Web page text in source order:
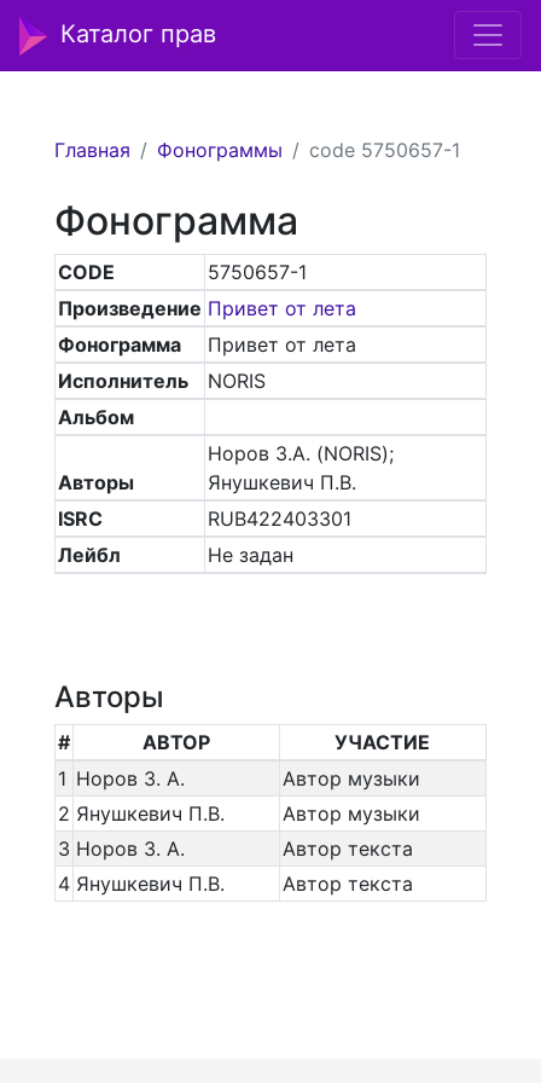
Каталог прав
Главная Фонограммы code 5750657-1
Фонограмма
CODE
5750657-1
Произведение Привет от лета
Фонограмма
Привет от лета
Исполнитель
NORIS
Альбом
Авторы
Норов З.А. (NORIS);
Янушкевич П.В.
ISRC
RUB422403301
Лейбл
Не задан
Авторы
# АВТОР
УЧАСТИЕ
1 Норов З. А.
Автор музыки
2 Янушкевич П.В.
Автор музыки
3 Норов З. А.
Автор текста
4 Янушкевич П.В. Автор текста